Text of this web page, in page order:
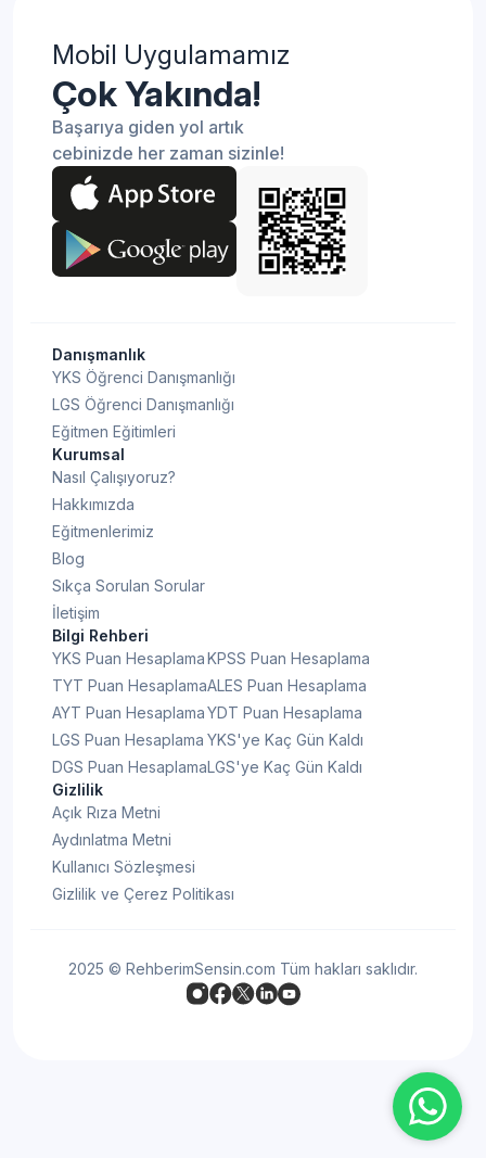
Mobil Uygulamamız
Çok Yakında!
Başarıya giden yol artık
cebinizde her zaman sizinle!
Danışmanlık
YKS Öğrenci Danışmanlığı
LGS Öğrenci Danışmanlığı
Eğitmen Eğitimleri
Kurumsal
Nasıl Çalışıyoruz?
Hakkımızda
Eğitmenlerimiz
Blog
Sıkça Sorulan Sorular
İletişim
Bilgi Rehberi
YKS Puan Hesaplama
TYT Puan Hesaplama
AYT Puan Hesaplama
LGS Puan Hesaplama
DGS Puan Hesaplama
KPSS Puan Hesaplama
ALES Puan Hesaplama
YDT Puan Hesaplama
YKS'ye Kaç Gün Kaldı
LGS'ye Kaç Gün Kaldı
Gizlilik
Açık Rıza Metni
Aydınlatma Metni
Kullanıcı Sözleşmesi
Gizlilik ve Çerez Politikası
2025 © RehberimSensin.com Tüm hakları saklıdır.